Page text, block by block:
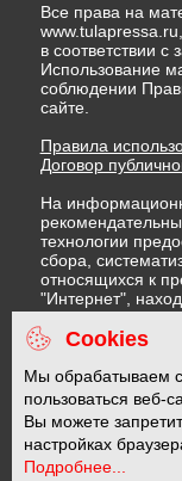
Все права на
в соответствии с
Использование
соблюдении
сайте.
Правила
Договор
На
технологии
сбора,
относящихся к
"Интернет",
Федерации)
Правила
Политика в
Политика
16 +
Cookies
Мы обрабатываем
пользоваться веб-
Вы можете
настройках
Подробнее...